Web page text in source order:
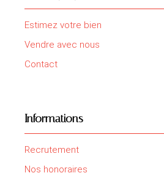
Estimez votre bien
Vendre avec nous
Contact
Informations
Recrutement
Nos honoraires